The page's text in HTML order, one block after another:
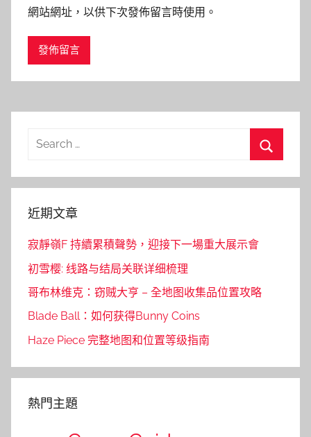
網站網址，以供下次發佈留言時使用。
Search
近期文章
寂靜嶺F 持續累積聲勢，迎接下一場重大展示會
初雪樱: 线路与结局关联详细梳理
哥布林维克：窃贼大亨 – 全地图收集品位置攻略
Blade Ball：如何获得Bunny Coins
Haze Piece 完整地图和位置等级指南
熱門主題